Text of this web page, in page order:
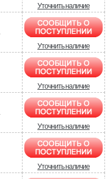
Уточнить наличие
Уточнить наличие
Уточнить наличие
Уточнить наличие
Уточнить наличие